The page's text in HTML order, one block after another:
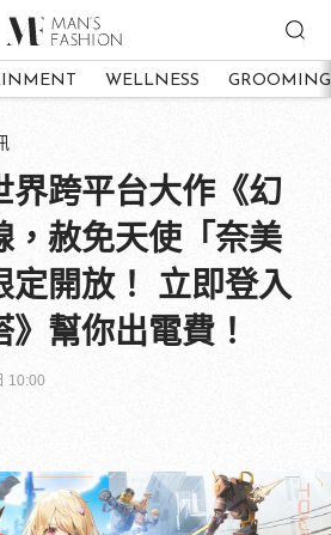
WELLNESS GROOMING
界跨平台大作《幻
，赦免天使「奈美
定開放！ 立即登入
幫你出電費！
10:00